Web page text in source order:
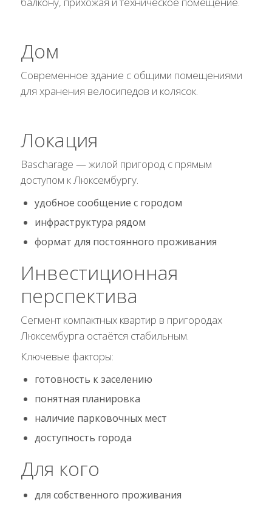
Дом
Современное здание с общими помещениями
для хранения велосипедов и колясок.
Локация
Bascharage — жилой пригород с прямым
доступом к Люксембургу.
удобное сообщение с городом
инфраструктура рядом
формат для постоянного проживания
Инвестиционная
перспектива
Сегмент компактных квартир в пригородах
Люксембурга остаётся стабильным.
Ключевые факторы:
готовность к заселению
понятная планировка
наличие парковочных мест
доступность города
Для кого
для собственного проживания